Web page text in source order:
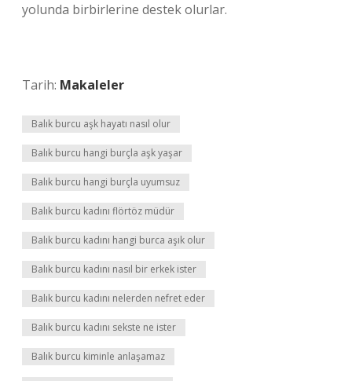
yolunda birbirlerine destek olurlar.
Tarih: Makaleler
Balık burcu aşk hayatı nasıl olur
Balık burcu hangi burçla aşk yaşar
Balık burcu hangi burçla uyumsuz
Balık burcu kadını flörtöz müdür
Balık burcu kadını hangi burca aşık olur
Balık burcu kadını nasıl bir erkek ister
Balık burcu kadını nelerden nefret eder
Balık burcu kadını sekste ne ister
Balık burcu kiminle anlaşamaz